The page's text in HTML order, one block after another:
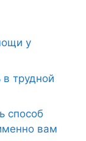
у
трудной
способ
вам